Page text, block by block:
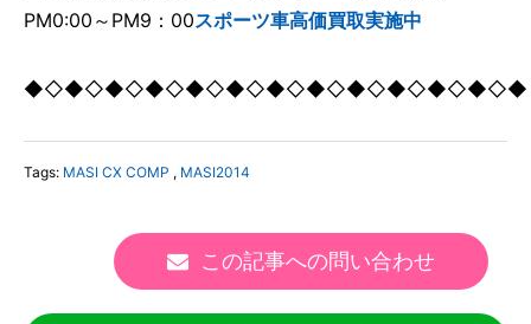
PM0:00～PM9：00スポーツ車高価買取実施中
◆◇◆◇◆◇◆◇◆◇◆◇◆◇◆◇◆◇◆◇◆◇◆◇◆
Tags: MASI CX COMP , MASI2014
この記事への問い合わせ